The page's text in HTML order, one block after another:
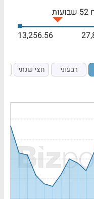
13,256.56
רבעוני חצי שנתי